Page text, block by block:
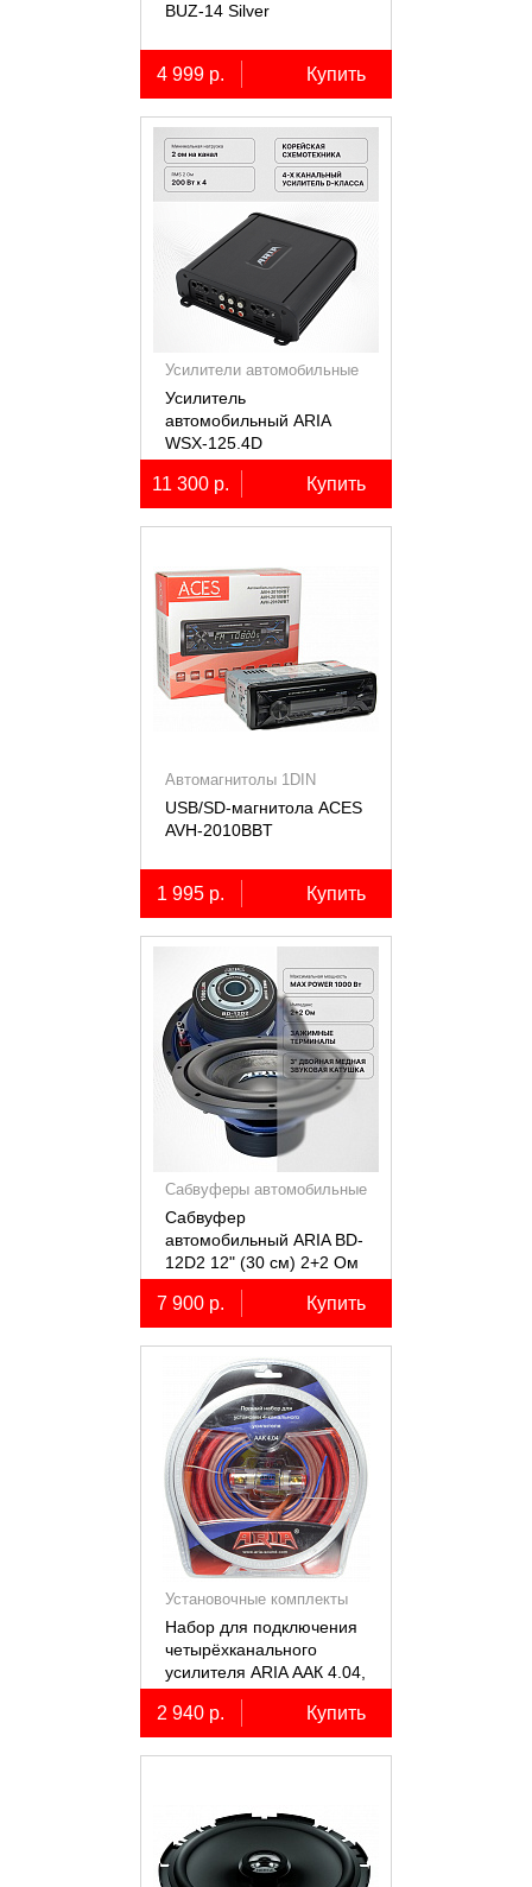
BUZ-14 Silver
4 999 р. Купить
Усилители автомобильные
Усилитель
автомобильный ARIA
WSX-125.4D
четырёхканальный,
4х125Вт (4Ом)
11 300 р. Купить
Автомагнитолы 1DIN
USB/SD-магнитола ACES
AVH-2010BBT
1 995 р. Купить
Сабвуферы автомобильные
Сабвуфер
автомобильный ARIA BD-
12D2 12" (30 см) 2+2 Ом
7 900 р. Купить
Установочные комплекты
(КИТы)
Набор для подключения
четырёхканального
усилителя ARIA ААК 4.04,
4AWG, miniANL 60А,
омедненный алюминий
(ССА)
2 940 р. Купить